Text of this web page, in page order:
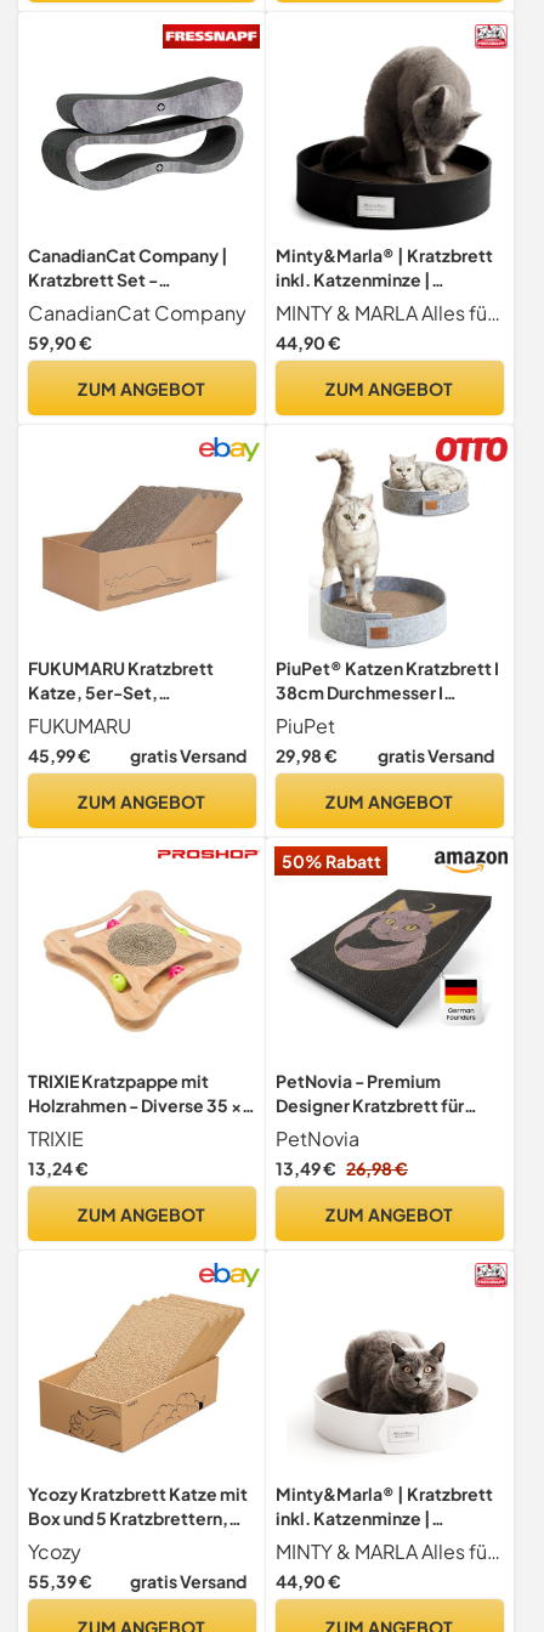
CanadianCat Company |
Kratzbrett Set -
Orbit+Satellite 2.0 Black
Edition - schwarz
betonoptik
CanadianCat Company
59,90 €
ZUM ANGEBOT
Minty&Marla® | Kratzbrett
inkl. Katzenminze |
Kratzmöbel für Katzen |
Kratzpappe | Stylisches
Kratzboard Katze |
Filzrand | Schlafplatz und
MINTY & MARLA Alles für dich und deine Katze
44,90 €
ZUM ANGEBOT
FUKUMARU Kratzbrett
Katze, 5er-Set,
Katzenkratzbox mit
hochwertiger Karton,
Doppelseitige Kratzpappe
Widerstandsfähig
43.5x29.5x14 cm Groß
FUKUMARU
45,99 € gratis Versand
ZUM ANGEBOT
PiuPet® Katzen Kratzbrett I
38cm Durchmesser I
Stylische Kratzbretter
Katze Filzoptik I Extra runde
Kratzpappe für Katzen |
Kratzmatte Katze |
PiuPet
29,98 € gratis Versand
ZUM ANGEBOT
TRIXIE Kratzpappe mit
Holzrahmen - Diverse 35 × 4
× 35 cm
TRIXIE
13,24 €
ZUM ANGEBOT
50% Rabatt
PetNovia - Premium
Designer Kratzbrett für
Katzen: 5-lagige
Wellpappe für erhöhte
langlebigkeit (NEU) -
Ecken, Möbel oder Wand.
PetNovia
13,49 € 26,98 €
ZUM ANGEBOT
Ycozy Kratzbrett Katze mit
Box und 5 Kratzbrettern,
Groß Doppelseitige
Kratzpappe für Katzen
Hochwertiger
Ycozy
55,39 € gratis Versand
ZUM ANGEBOT
Minty&Marla® | Kratzbrett
inkl. Katzenminze |
Kratzmöbel für Katzen |
Kratzpappe | Stylisches
Kratzboard Katze |
MINTY & MARLA Alles für dich und deine Katze
44,90 €
ZUM ANGEBOT